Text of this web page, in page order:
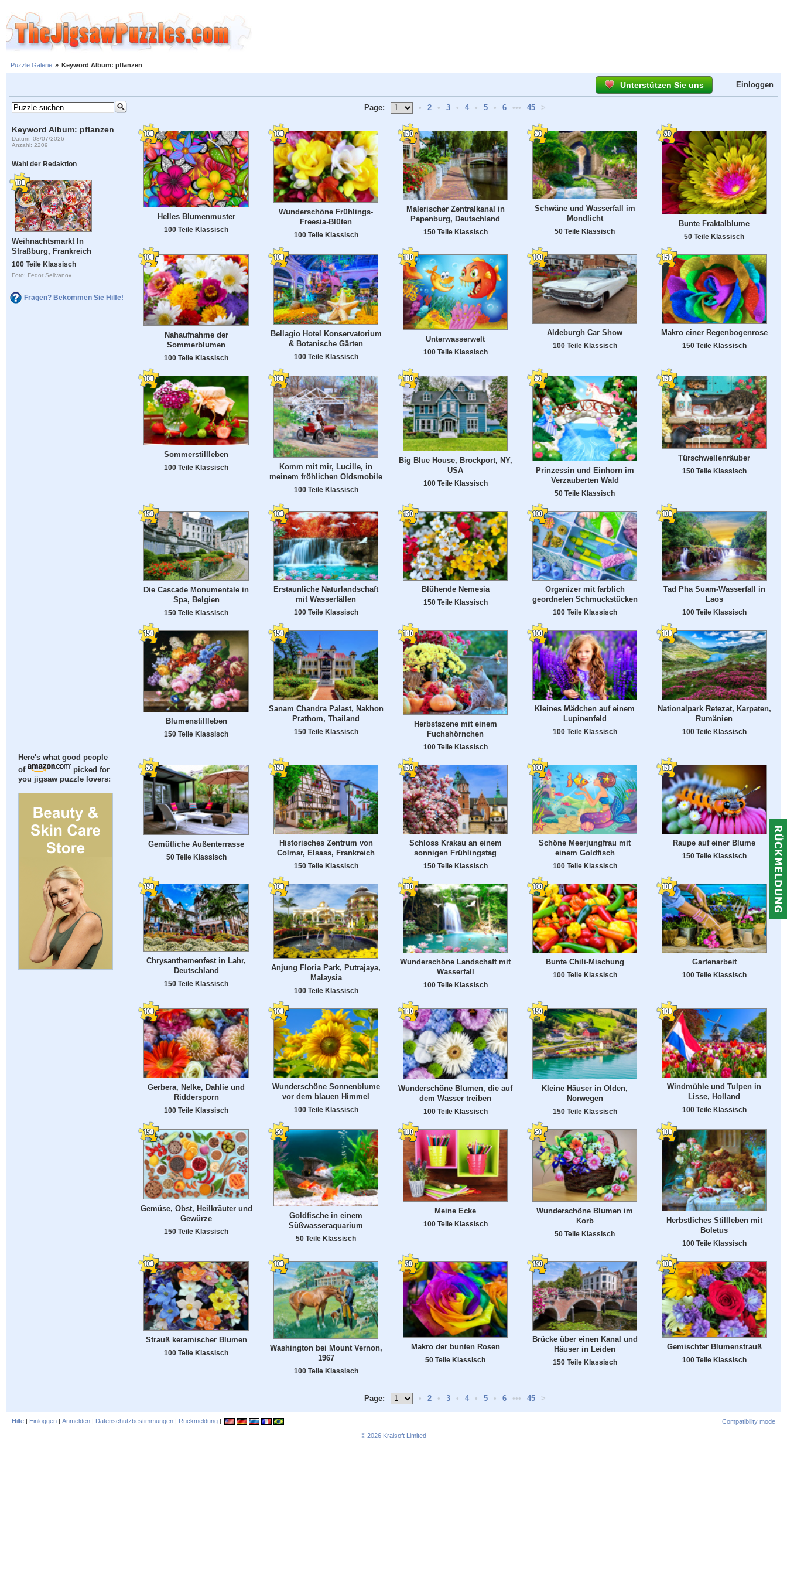
Puzzle Galerie » Keyword Album: pflanzen
Unterstützen Sie uns Einloggen
Keyword Album: pflanzen
Datum: 08/07/2026
Anzahl: 2209
Wahl der Redaktion
Weihnachtsmarkt In
Straßburg, Frankreich
100 Teile Klassisch
Foto: Fedor Selivanov
Fragen? Bekommen Sie Hilfe!
Here's what good people
of
picked for
you jigsaw puzzle lovers:
Page: • 2 • 3 • 4 • 5 • 6 ••• 45 >
Helles Blumenmuster
100 Teile Klassisch
Wunderschöne Frühlings-
Freesia-Blüten
100 Teile Klassisch
Malerischer Zentralkanal in
Papenburg, Deutschland
150 Teile Klassisch
Schwäne und Wasserfall im
Mondlicht
50 Teile Klassisch
Bunte Fraktalblume
50 Teile Klassisch
Nahaufnahme der
Sommerblumen
100 Teile Klassisch
Bellagio Hotel Konservatorium
& Botanische Gärten
100 Teile Klassisch
Unterwasserwelt
100 Teile Klassisch
Aldeburgh Car Show
100 Teile Klassisch
Makro einer Regenbogenrose
150 Teile Klassisch
Sommerstillleben
100 Teile Klassisch
Komm mit mir, Lucille, in
meinem fröhlichen Oldsmobile
100 Teile Klassisch
Big Blue House, Brockport, NY,
USA
100 Teile Klassisch
Prinzessin und Einhorn im
Verzauberten Wald
50 Teile Klassisch
Türschwellenräuber
150 Teile Klassisch
Die Cascade Monumentale in
Spa, Belgien
150 Teile Klassisch
Erstaunliche Naturlandschaft
mit Wasserfällen
100 Teile Klassisch
Blühende Nemesia
150 Teile Klassisch
Organizer mit farblich
geordneten Schmuckstücken
100 Teile Klassisch
Tad Pha Suam-Wasserfall in
Laos
100 Teile Klassisch
Blumenstillleben
150 Teile Klassisch
Sanam Chandra Palast, Nakhon
Prathom, Thailand
150 Teile Klassisch
Herbstszene mit einem
Fuchshörnchen
100 Teile Klassisch
Kleines Mädchen auf einem
Lupinenfeld
100 Teile Klassisch
Nationalpark Retezat, Karpaten,
Rumänien
100 Teile Klassisch
Gemütliche Außenterrasse
50 Teile Klassisch
Historisches Zentrum von
Colmar, Elsass, Frankreich
150 Teile Klassisch
Schloss Krakau an einem
sonnigen Frühlingstag
150 Teile Klassisch
Schöne Meerjungfrau mit
einem Goldfisch
100 Teile Klassisch
Raupe auf einer Blume
150 Teile Klassisch
Chrysanthemenfest in Lahr,
Deutschland
150 Teile Klassisch
Anjung Floria Park, Putrajaya,
Malaysia
100 Teile Klassisch
Wunderschöne Landschaft mit
Wasserfall
100 Teile Klassisch
Bunte Chili-Mischung
100 Teile Klassisch
Gartenarbeit
100 Teile Klassisch
Gerbera, Nelke, Dahlie und
Riddersporn
100 Teile Klassisch
Wunderschöne Sonnenblume
vor dem blauen Himmel
100 Teile Klassisch
Wunderschöne Blumen, die auf
dem Wasser treiben
100 Teile Klassisch
Kleine Häuser in Olden,
Norwegen
150 Teile Klassisch
Windmühle und Tulpen in
Lisse, Holland
100 Teile Klassisch
Gemüse, Obst, Heilkräuter und
Gewürze
150 Teile Klassisch
Goldfische in einem
Süßwasseraquarium
50 Teile Klassisch
Meine Ecke
100 Teile Klassisch
Wunderschöne Blumen im
Korb
50 Teile Klassisch
Herbstliches Stillleben mit
Boletus
100 Teile Klassisch
Strauß keramischer Blumen
100 Teile Klassisch
Washington bei Mount Vernon,
1967
100 Teile Klassisch
Makro der bunten Rosen
50 Teile Klassisch
Brücke über einen Kanal und
Häuser in Leiden
150 Teile Klassisch
Gemischter Blumenstrauß
100 Teile Klassisch
Page: • 2 • 3 • 4 • 5 • 6 ••• 45 >
Hilfe | Einloggen | Anmelden | Datenschutzbestimmungen | Rückmeldung |
Compatibility mode
© 2026 Kraisoft Limited